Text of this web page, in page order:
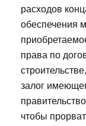
расходов
обеспечения
права по
залог
чтобы